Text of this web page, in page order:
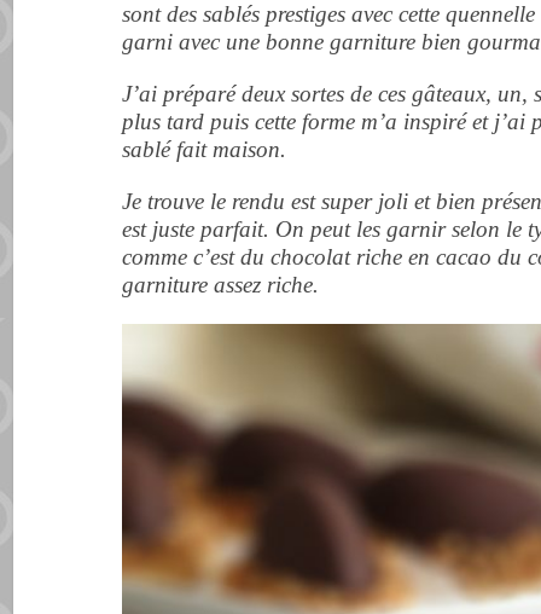
sont des sablés prestiges avec cette
garni avec une bonne garniture bien
J’ai préparé deux sortes de ces gâteaux, un,
plus tard puis cette forme m’a inspiré et j’ai
sablé fait maison.
Je trouve le rendu est super joli et bien
est juste parfait. On peut les garnir selon le
comme c’est du chocolat riche en cacao du
garniture assez riche.